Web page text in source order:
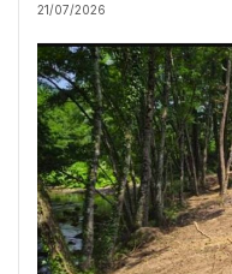
21/07/2026